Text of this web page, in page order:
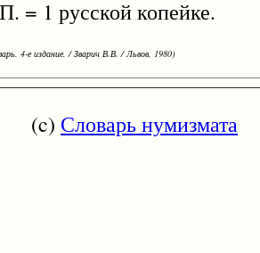
= 1 русской копейке.
4-е издание. / Зварич В.В. / Львов, 1980)
(c) Словарь нумизмата